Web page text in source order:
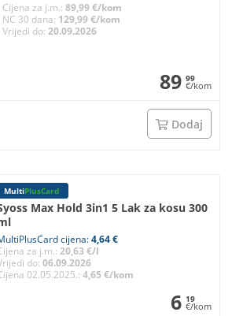
Cijena za j.m.: 89,99 €/kom
NC 30 dana: 129,99 €/kom
Vrijedi do: 20.09.2026
89 99
€/kom
Dodaj
MultiPlusCard
Max Hold 3in1 5 Lak za kosu 300
cijena:4,64 €
za j.m.: 20,63 €/l
do: 06.09.2026
02.05.2025.: 4,65 €/kom
6 19
€/kom